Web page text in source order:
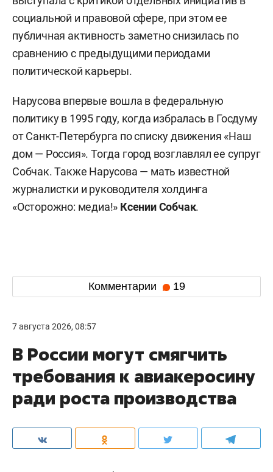
социальной и правовой сфере, при этом ее
публичная активность заметно снизилась по
сравнению с предыдущими периодами
политической карьеры.
Нарусова впервые вошла в федеральную
политику в 1995 году, когда избралась в Госдуму
от Санкт-Петербурга по списку движения «Наш
дом — Россия». Тогда город возглавлял ее супруг
Собчак. Также Нарусова — мать известной
журналистки и руководителя холдинга
«Осторожно: медиа!» Ксении Собчак.
Комментарии 19
7 августа 2026, 08:57
В России могут смягчить
требования к авиакеросину
ради роста производства